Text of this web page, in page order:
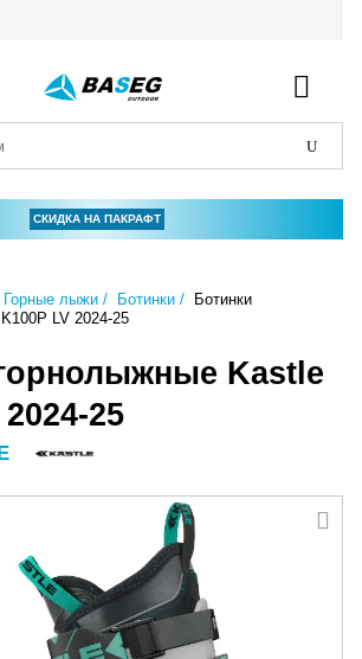
СКИДКА НА ПАКРАФТ
Горные лыжи Ботинки
Ботинки
LV 2024-25
Kastle
25